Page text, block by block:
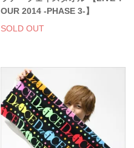
OUR 2014 -PHASE 3-】
SOLD OUT